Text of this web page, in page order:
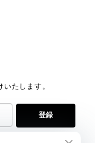
たします。
登録